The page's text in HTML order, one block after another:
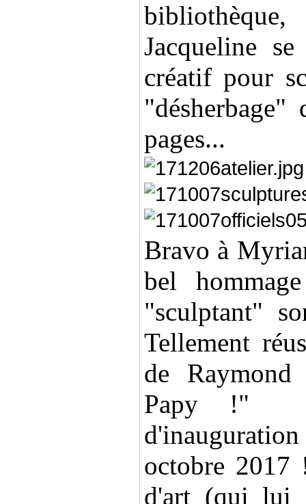
Jacqueline
créatif pour
pages...
Bravo à
bel
"sculptant"
Tellement
de
Papy !"
octobre 2017
d'art (qui lui